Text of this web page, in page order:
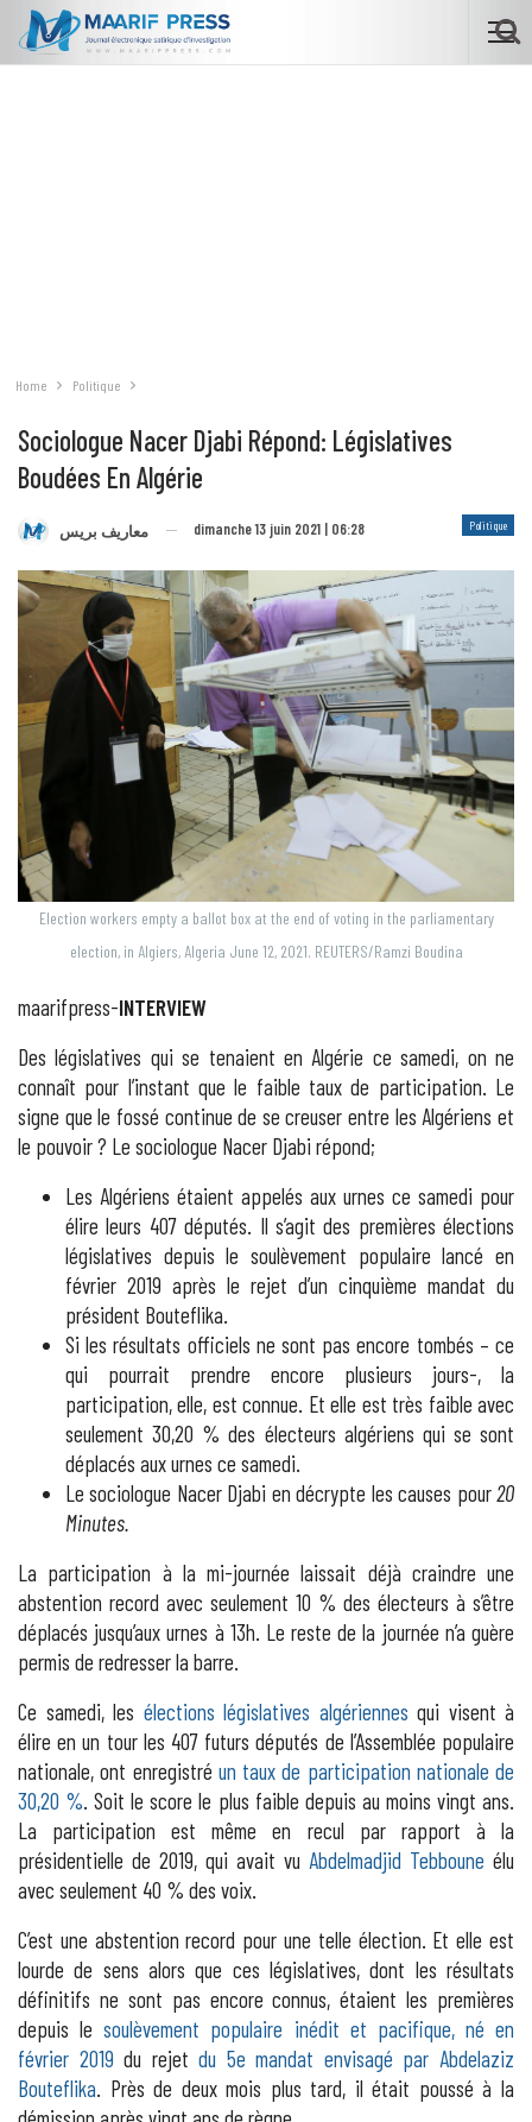
Home Politique
Sociologue Nacer Djabi Répond: Législatives
Boudées En Algérie
Politique معاريف بريس dimanche 13 juin 2021 | 06:28
Election workers empty a ballot box at the end of voting in the parliamentary
election, in Algiers, Algeria June 12, 2021. REUTERS/Ramzi Boudina
maarifpress-INTERVIEW
Des législatives qui se tenaient en Algérie ce samedi, on ne
connaît pour l’instant que le faible taux de participation. Le
signe que le fossé continue de se creuser entre les Algériens et
le pouvoir ? Le sociologue Nacer Djabi répond;
Les Algériens étaient appelés aux urnes ce samedi pour
élire leurs 407 députés. Il s’agit des premières élections
législatives depuis le soulèvement populaire lancé en
février 2019 après le rejet d’un cinquième mandat du
président Bouteflika.
Si les résultats officiels ne sont pas encore tombés – ce
qui pourrait prendre encore plusieurs jours-, la
participation, elle, est connue. Et elle est très faible avec
seulement 30,20 % des électeurs algériens qui se sont
déplacés aux urnes ce samedi.
Le sociologue Nacer Djabi en décrypte les causes pour 20
Minutes.
La participation à la mi-journée laissait déjà craindre une
abstention record avec seulement 10 % des électeurs à s’être
déplacés jusqu’aux urnes à 13h. Le reste de la journée n’a guère
permis de redresser la barre.
Ce samedi, les élections législatives algériennes qui visent à
élire en un tour les 407 futurs députés de l’Assemblée populaire
nationale, ont enregistré un taux de participation nationale de
30,20 % . Soit le score le plus faible depuis au moins vingt ans.
La participation est même en recul par rapport à la
présidentielle de 2019, qui avait vu Abdelmadjid Tebboune élu
avec seulement 40 % des voix.
C’est une abstention record pour une telle élection. Et elle est
lourde de sens alors que ces législatives, dont les résultats
définitifs ne sont pas encore connus, étaient les premières
depuis lesoulèvement populaire inédit et pacifique, né en
février 2019 du rejetdu 5e mandat envisagé par Abdelaziz
Bouteflika . Près de deux mois plus tard, il était poussé à la